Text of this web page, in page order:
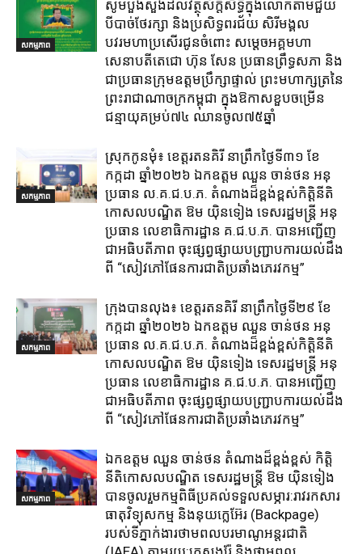
សកម្មភាព
សូមបួងសួងដល់វត្ថុស័ក្តិសិទ្ធិក្នុងលោកតាមជួយ
បីបាច់ថែរក្សា និងប្រសិទ្ធពរជ័យ សិរីមង្គល
បវរមហាប្រសើរជូនចំពោះ សម្តេចអគ្គមហា
សេនាបតីតេជោ ហ៊ុន សែន ប្រធានព្រឹទ្ធសភា និង
ជាប្រធានក្រុមឧត្តមប្រឹក្សាផ្ទាល់ ព្រះមហាក្សត្រនៃ
ព្រះរាជាណាចក្រកម្ពុជា ក្នុងឱកាសខួបចម្រើន
ជន្មាយុគម្រប់៧៤ ឈានចូល៧៥ឆ្នាំ
សកម្មភាព
ស្រុក​កូនមុំ៖ ខេត្ត​រតនគិរី​ នាព្រឹកថ្ងៃទី៣១​ ខែ
កក្កដា ឆ្នាំ២០២៦ ឯកឧត្តម​ ឈួន ចាន់ថន អនុ
ប្រធាន ល.គ.ជ.ប.ភ. តំណាង​ដ៏ខ្ពង់ខ្ពស់​កិត្តិនីតិ
កោសលបណ្ឌិត​ ឱម​ យ៉ិនទៀង​ ទេសរដ្ឋមន្រ្តី​ អនុ
ប្រធាន​ លេខាធិការ​ដ្ឋាន​ គ.ជ.ប.ភ​. បានអញ្ជើញ
ជាអធិបតីភាព​ ចុះផ្សព្វផ្សាយ​បញ្ជ្រាប​ការ​យល់​ដឹង​
ពី​ “សៀវភៅផែនការជាតិប្រឆាំងភេរវកម្ម”
សកម្មភាព
ក្រុង​បាន​លុង​៖ ខេត្ត​រតនគិរី​ នាព្រឹកថ្ងៃទី២៩ ខែ
កក្កដា ឆ្នាំ២០២៦ ឯកឧត្តម​ ឈួន ចាន់ថន អនុ
ប្រធាន ល.គ.ជ.ប.ភ. តំណាង​ដ៏ខ្ពង់ខ្ពស់​កិត្តិនីតិ
កោសលបណ្ឌិត​ ឱម​ យ៉ិនទៀង​ ទេសរដ្ឋមន្រ្តី​ អនុ
ប្រធាន​ លេខាធិការ​ដ្ឋាន​ គ.ជ.ប.ភ​. បានអញ្ជើញ
ជាអធិបតីភាព​ ចុះផ្សព្វផ្សាយ​បញ្ជ្រាប​ការ​យល់​ដឹង​
ពី​ “សៀវភៅផែនការជាតិប្រឆាំងភេរវកម្ម”
សកម្មភាព
ឯកឧត្តម ឈួន​ ចាន់ថន​ តំណាងដ៏ខ្ពង់ខ្ពស់ កិត្តិ
នីតិកោសលបណ្ឌិត ទេសរដ្ឋមន្ត្រី ឱម យ៉ិនទៀង
បានចូលរួមកម្មពិធីប្រគល់ទទួលសម្ភារ:​រាវរកសារ
ធាតុវិទ្យុសកម្ម​ និង​នុយក្លេអ៊ែរ​ (Backpage)
របស់ទីភ្នាក់ងារថាមពលបរមាណូអន្តរជាតិ